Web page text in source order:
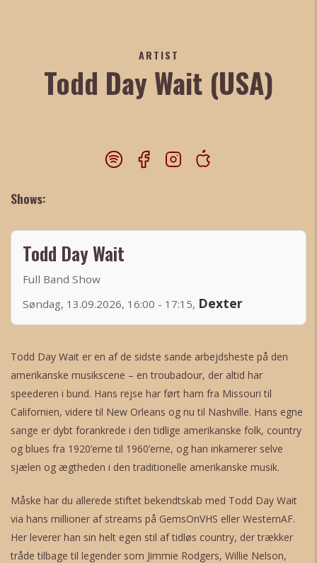
ARTIST
Todd Day Wait (USA)
Shows:
Todd Day Wait
Full Band Show
Søndag, 13.09.2026, 16:00 - 17:15, Dexter
Todd Day Wait er en af de sidste sande arbejdsheste på den
amerikanske musikscene – en troubadour, der altid har
speederen i bund. Hans rejse har ført ham fra Missouri til
Californien, videre til New Orleans og nu til Nashville. Hans egne
sange er dybt forankrede i den tidlige amerikanske folk, country
og blues fra 1920’erne til 1960’erne, og han inkarnerer selve
sjælen og ægtheden i den traditionelle amerikanske musik.
Måske har du allerede stiftet bekendtskab med Todd Day Wait
via hans millioner af streams på GemsOnVHS eller WesternAF.
Her leverer han sin helt egen stil af tidløs country, der trækker
tråde tilbage til legender som Jimmie Rodgers, Willie Nelson,